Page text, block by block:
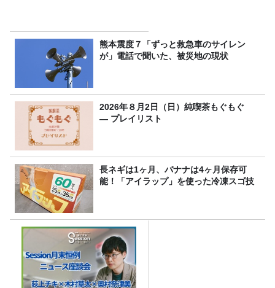
熊本震度７「ずっと救急車のサイレン
が」電話で聞いた、被災地の現状
2026年８月2日（日）純喫茶もぐもぐ
― プレイリスト
長ネギは1ヶ月、バナナは4ヶ月保存可
能！「アイラップ」を使った冷凍スゴ技